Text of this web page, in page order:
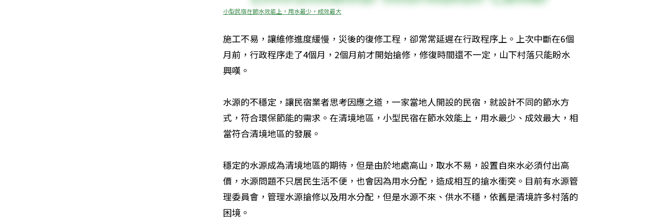
小型民宿在節水效能上，用水最少，成效最大
施工不易，讓維修進度緩慢，災後的復修工程，卻常常延遲在行政程序上。上次中斷在6個
月前，行政程序走了4個月，2個月前才開始搶修，修復時間還不一定，山下村落只能盼水
興嘆。
水源的不穩定，讓民宿業者思考因應之道，一家當地人開設的民宿，就設計不同的節水方
式，符合環保節能的需求。在清境地區，小型民宿在節水效能上，用水最少、成效最大，相
當符合清境地區的發展。
穩定的水源成為清境地區的期待，但是由於地處高山，取水不易，設置自來水必須付出高
價，水源問題不只居民生活不便，也會因為用水分配，造成相互的搶水衝突。目前有水源管
理委員會，管理水源搶修以及用水分配，但是水源不來、供水不穩，依舊是清境許多村落的
困境。